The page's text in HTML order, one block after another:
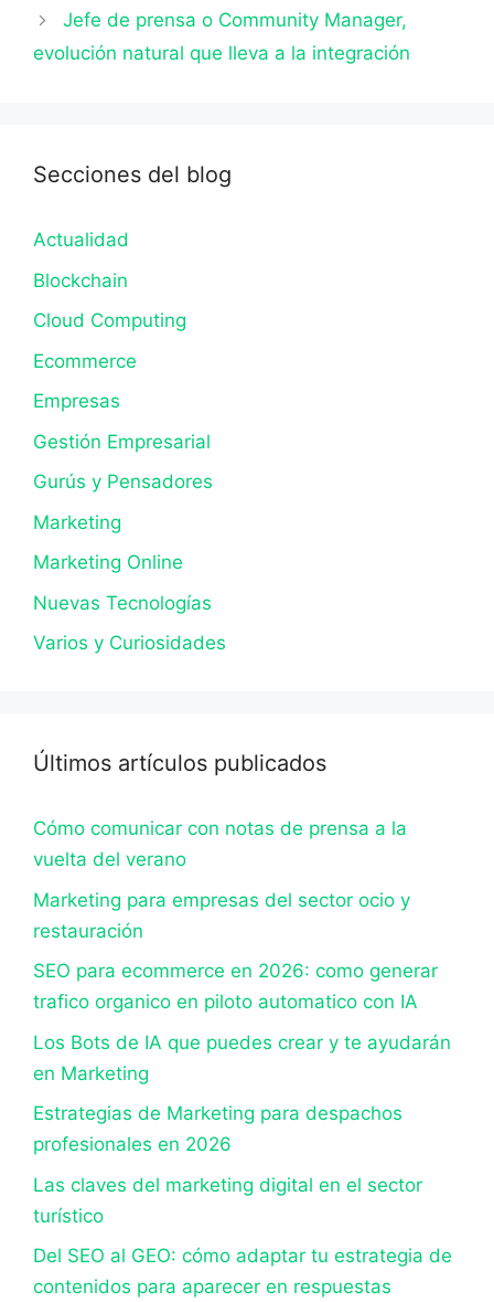
Jefe de prensa o Community Manager,
evolución natural que lleva a la integración
Secciones del blog
Actualidad
Blockchain
Cloud Computing
Ecommerce
Empresas
Gestión Empresarial
Gurús y Pensadores
Marketing
Marketing Online
Nuevas Tecnologías
Varios y Curiosidades
Últimos artículos publicados
Cómo comunicar con notas de prensa a la
vuelta del verano
Marketing para empresas del sector ocio y
restauración
SEO para ecommerce en 2026: como generar
trafico organico en piloto automatico con IA
Los Bots de IA que puedes crear y te ayudarán
en Marketing
Estrategias de Marketing para despachos
profesionales en 2026
Las claves del marketing digital en el sector
turístico
Del SEO al GEO: cómo adaptar tu estrategia de
contenidos para aparecer en respuestas